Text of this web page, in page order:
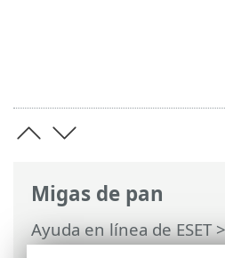
Migas de pan
Ayuda en línea de ESET
Advanced>Configurar